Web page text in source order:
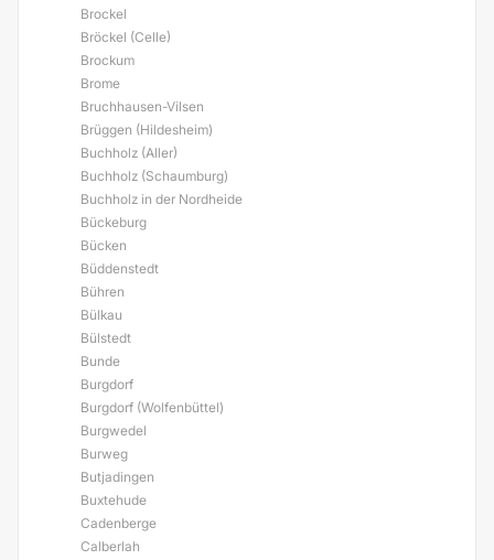
Brockel
Bröckel (Celle)
Brockum
Brome
Bruchhausen-Vilsen
Brüggen (Hildesheim)
Buchholz (Aller)
Buchholz (Schaumburg)
Buchholz in der Nordheide
Bückeburg
Bücken
Büddenstedt
Bühren
Bülkau
Bülstedt
Bunde
Burgdorf
Burgdorf (Wolfenbüttel)
Burgwedel
Burweg
Butjadingen
Buxtehude
Cadenberge
Calberlah